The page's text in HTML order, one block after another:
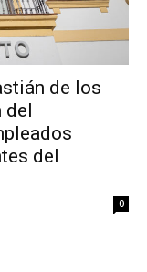
de los
del
del
0